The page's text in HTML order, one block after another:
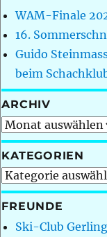
WAM-Finale
16.
Guido
beim
ARCHIV
Archiv
KATEGORIEN
Kategorien
FREUNDE
Ski-Club